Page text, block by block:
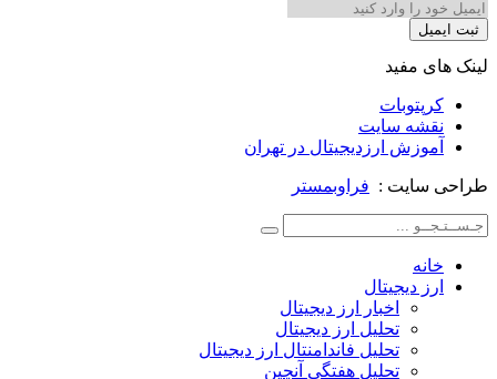
مفید
سایت
ارزدیجیتال در تهران
: فراوبمستر
دیجیتال
اخبار ارز دیجیتال
تحلیل ارز دیجیتال
تحلیل فاندامنتال ارز دیجیتال
تحلیل هفتگی آنچین